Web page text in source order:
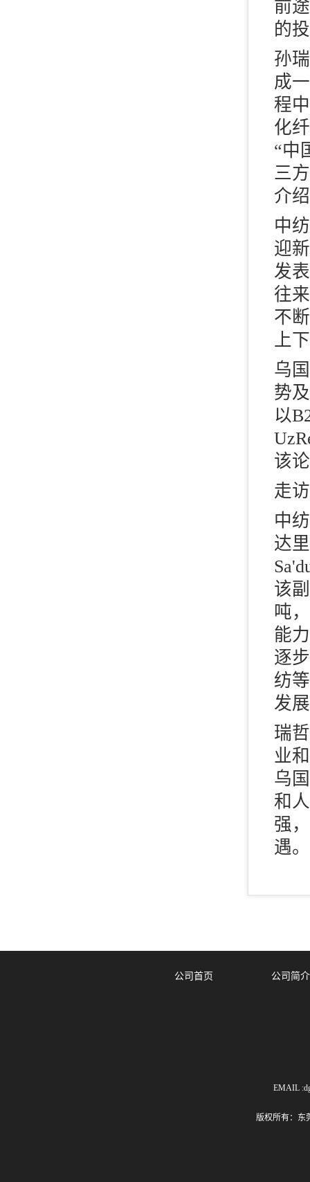
前
的
孙
成
程
化
“中
三
介
中
迎
发
往
不
上
乌
势
以
该
走
中
达
该
吨
能
逐
纺
发
瑞
业
乌
和
强
遇。
公司首页 公司简介
EMAIL
版权所有：东